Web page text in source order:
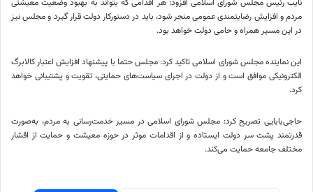
نایب رئیس مجلس شورای اسلامی افزود: هر اقدامی که بتواند به بهبود وضعیت معیشتی
مردم و افزایش رضایتمندی عمومی منجر شود، باید در دستورکار دولت قرار گیرد و مجلس نیز
در این مسیر همراه و حامی دولت خواهد بود.
این نماینده مجلس شورای اسلامی تاکید کرد: مجلس حتما با پیشنهاد افزایش اعتبار کالابرگ
الکترونیکی موافق است و از دولت در اجرای سیاست‌های حمایتی، تقویت و پشتیبانی خواهد
کرد.
حاجی‌بابایی تصریح کرد: مجلس شورای اسلامی در مسیر خدمت‌رسانی به مردم، به‌صورت
قدرتمند پشت سر دولت ایستاده و از اقدامات موثر در حوزه معیشت و حمایت از اقشار
مختلف جامعه حمایت می‌کند.